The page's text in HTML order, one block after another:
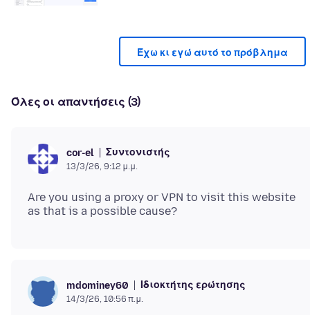
Έχω κι εγώ αυτό το πρόβλημα
Όλες οι απαντήσεις (3)
cor-el Συντονιστής
13/3/26, 9:12 μ.μ.
Are you using a proxy or VPN to visit this website
mdominey60 Ιδιοκτήτης ερώτησης
14/3/26, 10:56 π.μ.